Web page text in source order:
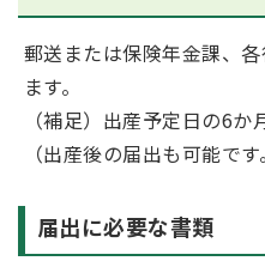
郵送または保険年金課、
ます。
（補足）出産予定日の6か
（出産後の届出も可能です
届出に必要な書類